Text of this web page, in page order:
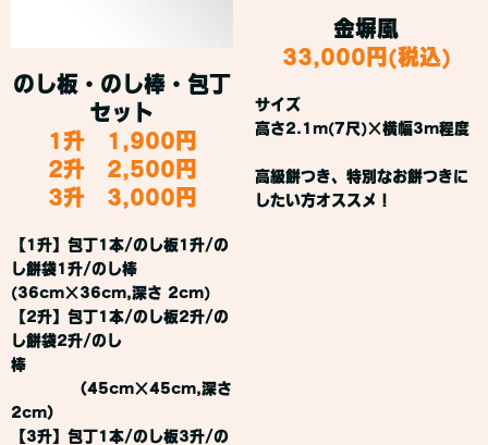
のし板・のし棒・包丁
セット
1升 1,900円
2升 2,500円
3升 3,000円
【1升】包丁1本/のし板1升/の
し餅袋1升/のし棒
(36cm×36cm,深さ 2cm)
【2升】包丁1本/のし板2升/の
し餅袋2升/のし
棒
（45cm×45cm,深さ
2cm）
【3升】包丁1本/のし板3升/の
金塀風
33,000円(税込)
サイズ
高さ2.1m(7尺)×横幅3m程度
高級餅つき、特別なお餅つきに
したい方オススメ！